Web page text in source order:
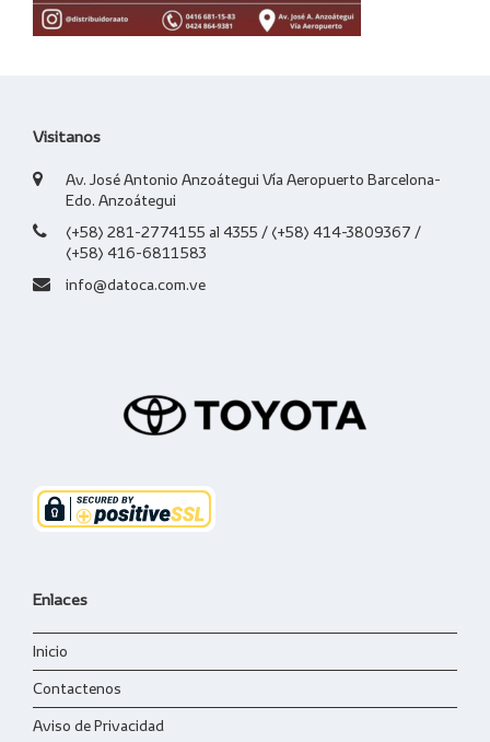
Visitanos
Av. José Antonio Anzoátegui Vía Aeropuerto Barcelona-
Edo. Anzoátegui
(+58) 281-2774155 al 4355 / (+58) 414-3809367 /
(+58) 416-6811583
info@datoca.com.ve
Enlaces
Inicio
Contactenos
Aviso de Privacidad